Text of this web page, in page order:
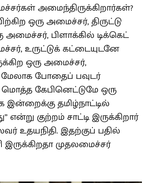
அமைந்திருக்கிறார்கள்?
ஒரு அமைச்சர், திருட்டு
அமைச்சர், பிளாக்கில் டிக்கெட்
உருட்டுக் கட்டையுடனே
ஒரு அமைச்சர்,
போதைப் பவுடர்
கேபினெட்டுமே ஒரு
இன்றைக்கு தமிழ்நாட்டில்
என்று குற்றம் சாட்டி இருக்கிறார்
உதயநிதி. இதற்குப் பதில்
முதலமைச்சர்